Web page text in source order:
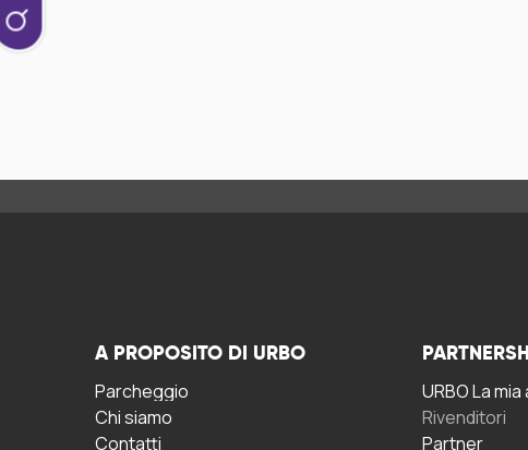
A PROPOSITO DI URBO
Parcheggio
Chi siamo
Contatti
URBO La
Rivenditori
Partner